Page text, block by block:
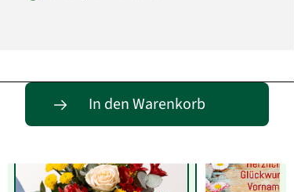
In den Warenkorb
Entdecke passende Alternativen